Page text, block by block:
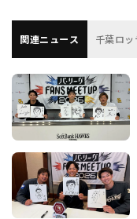
関連ニュース 千葉ロッ